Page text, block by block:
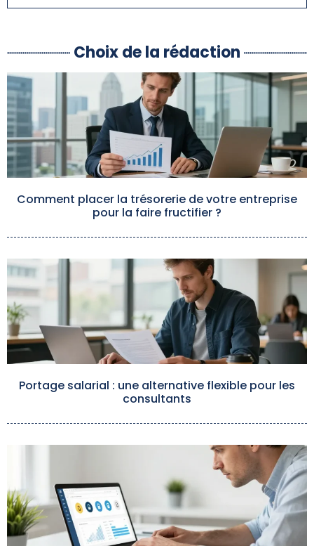
Choix de la rédaction
Comment placer la trésorerie de votre entreprise
pour la faire fructifier ?
Portage salarial : une alternative flexible pour les
consultants